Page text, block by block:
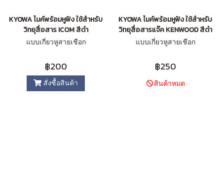
KYOWA ไมค์พร้อมหูฟัง ใช้สำหรับ
วิทยุสื่อสาร ICOM สีดำ
แบบเกี่ยวหูสายเชือก
฿200
สั่งซื้อสินค้า
KYOWA ไมค์พร้อมหูฟัง ใช้สำหรับ
วิทยุสื่อสารแจ๊ค KENWOOD สีดำ
แบบเกี่ยวหูสายเชือก
฿250
สินค้าหมด